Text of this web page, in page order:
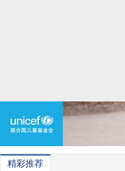
精彩推荐